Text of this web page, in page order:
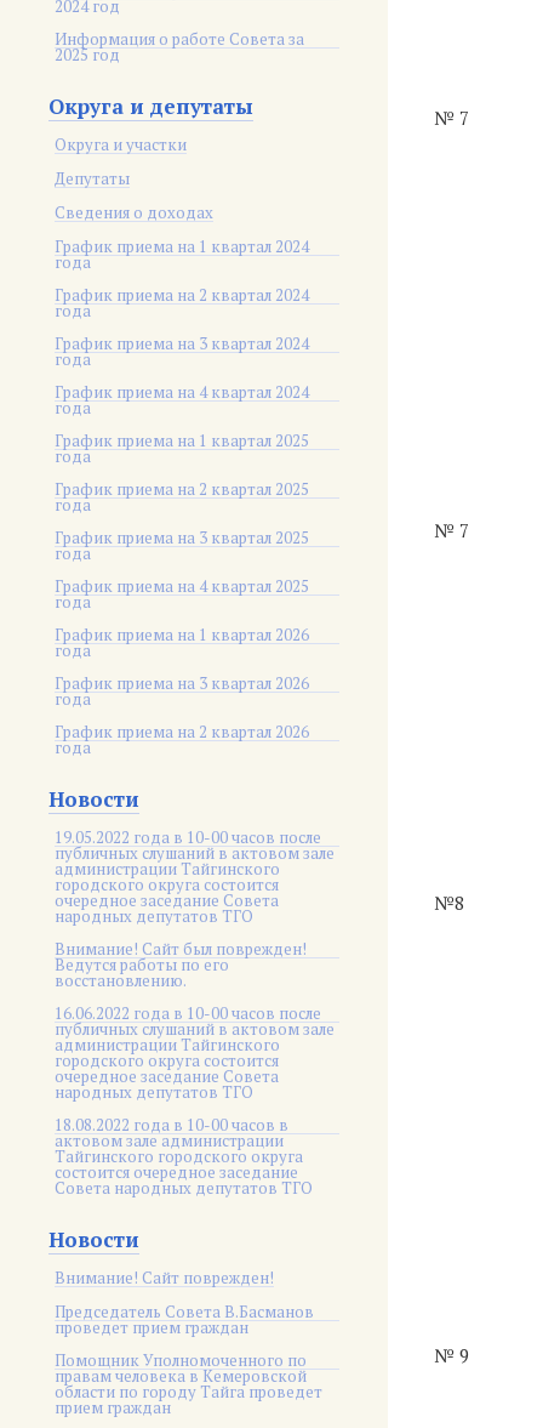
2024 год
Информация о работе Совета за
2025 год
Округа и депутаты
Округа и участки
Депутаты
Сведения о доходах
График приема на 1 квартал 2024
года
График приема на 2 квартал 2024
года
График приема на 3 квартал 2024
года
График приема на 4 квартал 2024
года
График приема на 1 квартал 2025
года
График приема на 2 квартал 2025
года
График приема на 3 квартал 2025
года
График приема на 4 квартал 2025
года
График приема на 1 квартал 2026
года
График приема на 3 квартал 2026
года
График приема на 2 квартал 2026
года
Новости
19.05.2022 года в 10-00 часов после
публичных слушаний в актовом зале
администрации Тайгинского
городского округа состоится
очередное заседание Совета
народных депутатов ТГО
Внимание! Сайт был поврежден!
Ведутся работы по его
восстановлению.
16.06.2022 года в 10-00 часов после
публичных слушаний в актовом зале
администрации Тайгинского
городского округа состоится
очередное заседание Совета
народных депутатов ТГО
18.08.2022 года в 10-00 часов в
актовом зале администрации
Тайгинского городского округа
состоится очередное заседание
Совета народных депутатов ТГО
Новости
Внимание! Сайт поврежден!
Председатель Совета В.Басманов
проведет прием граждан
Помощник Уполномоченного по
правам человека в Кемеровской
области по городу Тайга проведет
прием граждан
№ 7
№ 7
№8
№ 9